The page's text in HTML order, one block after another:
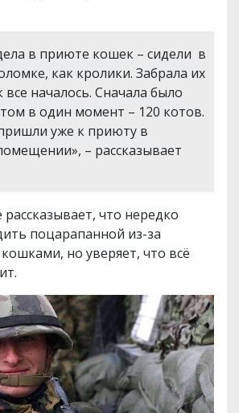
в приюте кошек – сидели в
как кролики. Забрала их
началось. Сначала было
в один момент – 120 котов.
уже к приюту в
– рассказывает
что нередко
поцарапанной из-за
но уверяет, что всё